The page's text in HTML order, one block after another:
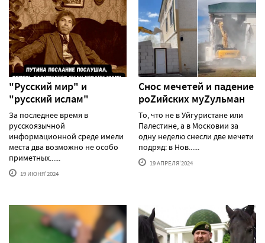
"Русский мир" и
"русский ислам"
За последнее время в
русскоязычной
информационной среде имели
места два возможно не особо
приметных......
19 ИЮНЯ'2024
Снос мечетей и падение
роZийских муZульман
То, что не в Уйгуристане или
Палестине, а в Московии за
одну неделю снесли две мечети
подряд: в Нов......
19 АПРЕЛЯ'2024